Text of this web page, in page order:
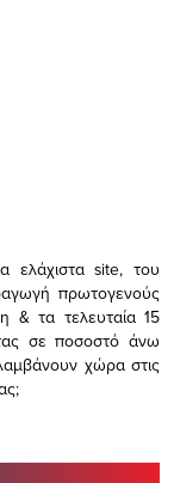
ελάχισταsite, του
πρωτογενούς
& τα τελευταία 15
σε ποσοστό άνω
χώρα στις